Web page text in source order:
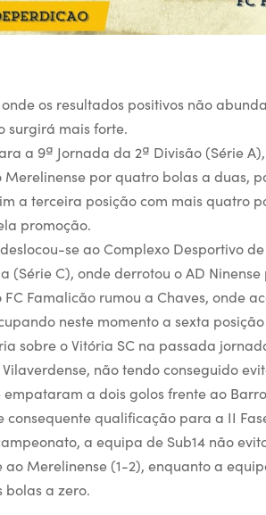
os resultados positivos não
surgirá mais forte.
a 9ª Jornada da 2ª Divisão (Série
Merelinense por quatro bolas a duas,
a terceira posição com mais quatro
promoção.
se ao Complexo Desportivo
(Série C), onde derrotou o AD
FC Famalicão rumou a Chaves, onde
neste momento a sexta
sobre o Vitória SC na passada
não tendo conseguido
empataram a dois golos frente ao
consequente qualificação para a II
a equipa de Sub14 não
Merelinense (1-2), enquanto a
a zero.